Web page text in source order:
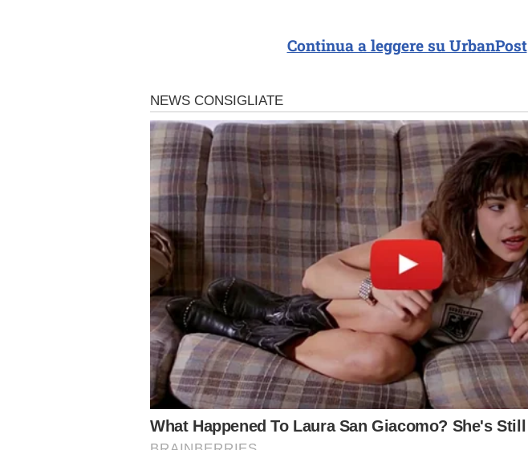
Continua a leggere su UrbanPost